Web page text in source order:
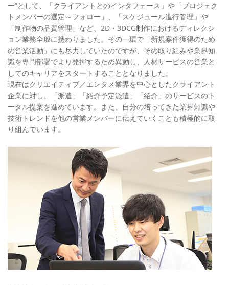
ー”として、「クライアントとのインタフェース」や「プロジェク
トメンバーの選定～フォロー」、「スケジュール進行管理」や
「制作物の品質管理」など、2D・3DCG制作におけるディレクシ
ョン業務全般に携わりました。その一環で「新規案件獲得のため
の営業活動」にも尽力していたのですが、その取り組みや業界知
識を専門部署でより発揮するため異動し、人材サービスの営業と
してのキャリアをスタートすることとなりました。
現在はクリエイティブ／エンタメ業界を中心としたクライアント
企業に対し、「派遣」「紹介予定派遣」「紹介」のサービスのト
ータル提案を進めています。また、自分の培ってきた業界知識や
技術トレンドを他の営業メンバーに伝えていくことも積極的に取
り組んでいます。